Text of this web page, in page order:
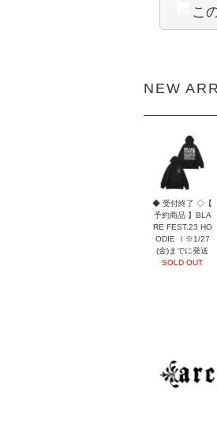
こ
NEW
◆ 受付終了 ◇【
予約商品 】BLA
RE FEST.23 HO
ODIE Ⅰ※1/27
(金)までに発送
SOLD OUT